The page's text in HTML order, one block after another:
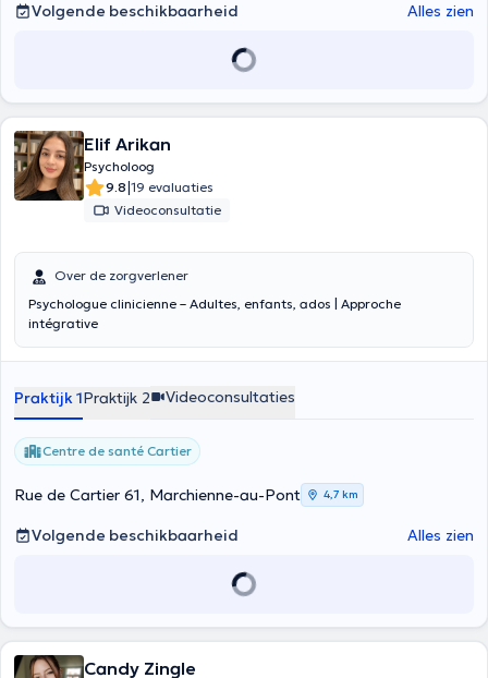
Volgende beschikbaarheid Alles zien
Elif Arikan
Psycholoog
9.8|19 evaluaties
Videoconsultatie
Over de zorgverlener
Psychologue clinicienne – Adultes, enfants, ados | Approche
intégrative
Praktijk 1Praktijk 2 Videoconsultaties
Centre de santé Cartier
Rue de Cartier 61, Marchienne-au-Pont 4,7 km
Volgende beschikbaarheid Alles zien
Candy Zingle